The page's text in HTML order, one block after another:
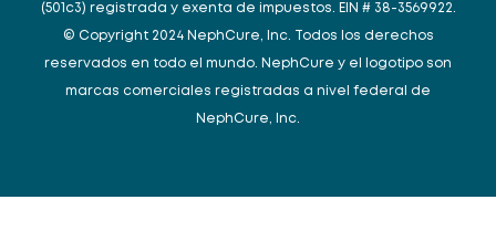
(501c3) registrada y exenta de impuestos. EIN # 38-3569922.
© Copyright 2024 NephCure, Inc. Todos los derechos
reservados en todo el mundo. NephCure y el logotipo son
marcas comerciales registradas a nivel federal de
NephCure, Inc.